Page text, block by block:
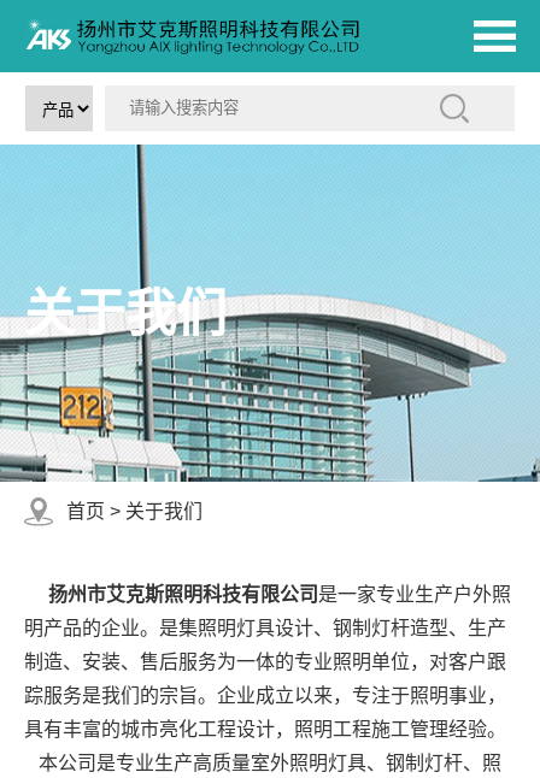
关于我们
首页 > 关于我们
扬州市艾克斯照明科技有限公司 是一家专业生产户外照
明产品的企业。是集照明灯具设计、钢制灯杆造型、生产
制造、安装、售后服务为一体的专业照明单位，对客户跟
踪服务是我们的宗旨。企业成立以来，专注于照明事业，
具有丰富的城市亮化工程设计，照明工程施工管理经验。
本公司是专业生产高质量室外照明灯具、钢制灯杆、照